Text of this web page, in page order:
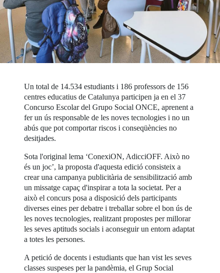
Un total de 14.534 estudiants i 186 professors de 156
centres educatius de Catalunya participen ja en el 37
Concurso Escolar del Grupo Social ONCE, aprenent a
fer un ús responsable de les noves tecnologies i no un
abús que pot comportar riscos i conseqüències no
desitjades.
Sota l'original lema ‘ConexiON, AdicciOFF. Això no
és un joc’, la proposta d'aquesta edició consisteix a
crear una campanya publicitària de sensibilització amb
un missatge capaç d'inspirar a tota la societat. Per a
això el concurs posa a disposició dels participants
diverses eines per debatre i treballar sobre el bon ús de
les noves tecnologies, realitzant propostes per millorar
les seves aptituds socials i aconseguir un entorn adaptat
a totes les persones.
A petició de docents i estudiants que han vist les seves
classes suspeses per la pandèmia, el Grup Social